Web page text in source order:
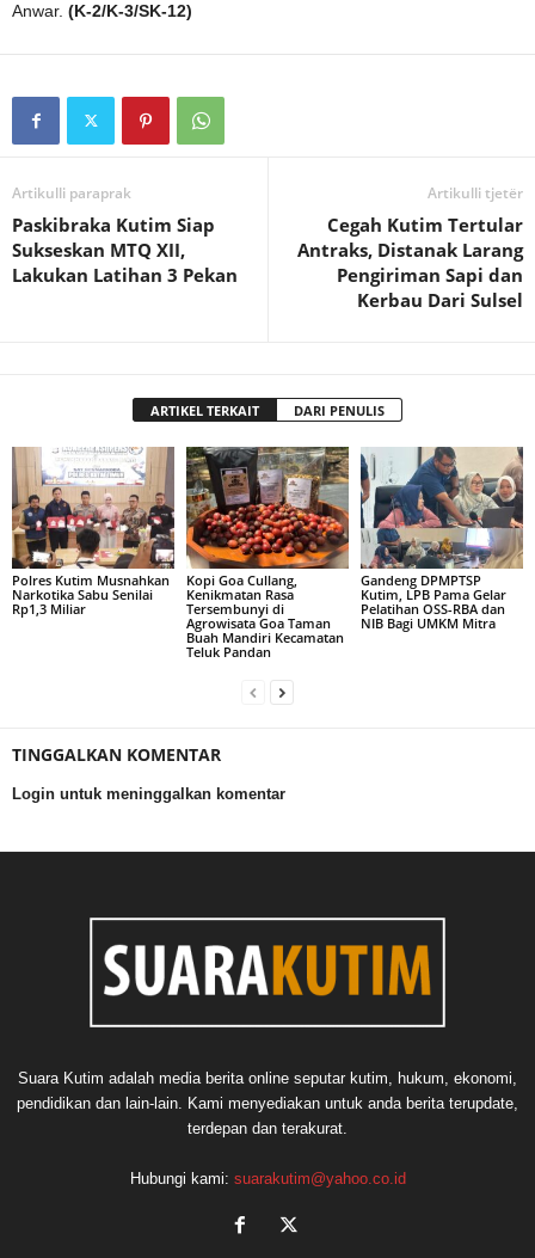
Anwar. (K-2/K-3/SK-12)
Artikulli paraprak
Paskibraka Kutim Siap
Sukseskan MTQ XII,
Lakukan Latihan 3 Pekan
Artikulli tjetër
Cegah Kutim Tertular
Antraks, Distanak Larang
Pengiriman Sapi dan
Kerbau Dari Sulsel
ARTIKEL TERKAIT DARI PENULIS
Polres Kutim Musnahkan
Narkotika Sabu Senilai
Rp1,3 Miliar
Kopi Goa Cullang,
Kenikmatan Rasa
Tersembunyi di
Agrowisata Goa Taman
Buah Mandiri Kecamatan
Teluk Pandan
Gandeng DPMPTSP
Kutim, LPB Pama Gelar
Pelatihan OSS-RBA dan
NIB Bagi UMKM Mitra
TINGGALKAN KOMENTAR
Login untuk meninggalkan komentar
Suara Kutim adalah media berita online seputar kutim, hukum, ekonomi,
pendidikan dan lain-lain. Kami menyediakan untuk anda berita terupdate,
terdepan dan terakurat.
Hubungi kami: suarakutim@yahoo.co.id